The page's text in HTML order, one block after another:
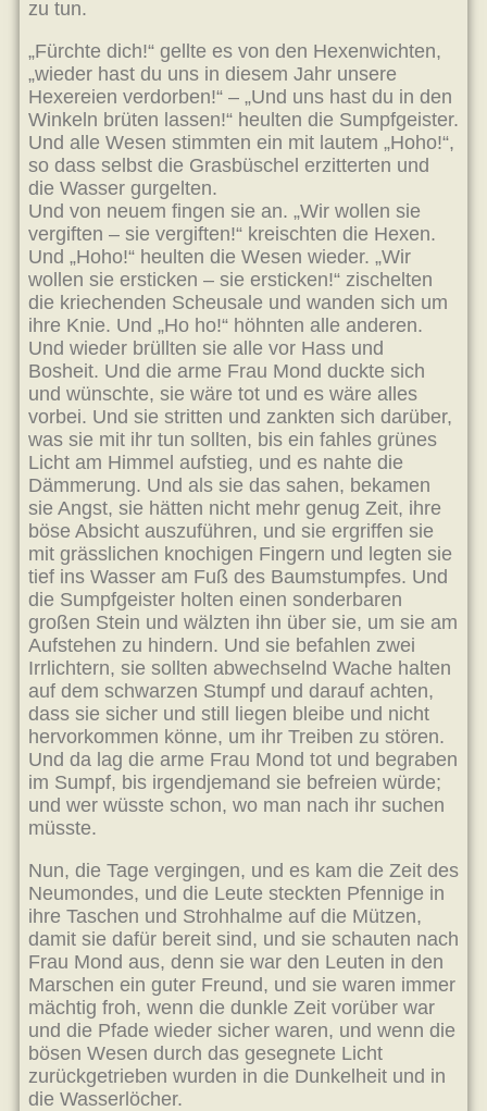
zu tun.
„Fürchte dich!“ gellte es von den Hexenwichten,
„wieder hast du uns in diesem Jahr unsere
Hexereien verdorben!“ – „Und uns hast du in den
Winkeln brüten lassen!“ heulten die Sumpfgeister.
Und alle Wesen stimmten ein mit lautem „Hoho!“,
so dass selbst die Grasbüschel erzitterten und
die Wasser gurgelten.
Und von neuem fingen sie an. „Wir wollen sie
vergiften – sie vergiften!“ kreischten die Hexen.
Und „Hoho!“ heulten die Wesen wieder. „Wir
wollen sie ersticken – sie ersticken!“ zischelten
die kriechenden Scheusale und wanden sich um
ihre Knie. Und „Ho ho!“ höhnten alle anderen.
Und wieder brüllten sie alle vor Hass und
Bosheit. Und die arme Frau Mond duckte sich
und wünschte, sie wäre tot und es wäre alles
vorbei. Und sie stritten und zankten sich darüber,
was sie mit ihr tun sollten, bis ein fahles grünes
Licht am Himmel aufstieg, und es nahte die
Dämmerung. Und als sie das sahen, bekamen
sie Angst, sie hätten nicht mehr genug Zeit, ihre
böse Absicht auszuführen, und sie ergriffen sie
mit grässlichen knochigen Fingern und legten sie
tief ins Wasser am Fuß des Baumstumpfes. Und
die Sumpfgeister holten einen sonderbaren
großen Stein und wälzten ihn über sie, um sie am
Aufstehen zu hindern. Und sie befahlen zwei
Irrlichtern, sie sollten abwechselnd Wache halten
auf dem schwarzen Stumpf und darauf achten,
dass sie sicher und still liegen bleibe und nicht
hervorkommen könne, um ihr Treiben zu stören.
Und da lag die arme Frau Mond tot und begraben
im Sumpf, bis irgendjemand sie befreien würde;
und wer wüsste schon, wo man nach ihr suchen
müsste.
Nun, die Tage vergingen, und es kam die Zeit des
Neumondes, und die Leute steckten Pfennige in
ihre Taschen und Strohhalme auf die Mützen,
damit sie dafür bereit sind, und sie schauten nach
Frau Mond aus, denn sie war den Leuten in den
Marschen ein guter Freund, und sie waren immer
mächtig froh, wenn die dunkle Zeit vorüber war
und die Pfade wieder sicher waren, und wenn die
bösen Wesen durch das gesegnete Licht
zurückgetrieben wurden in die Dunkelheit und in
die Wasserlöcher.